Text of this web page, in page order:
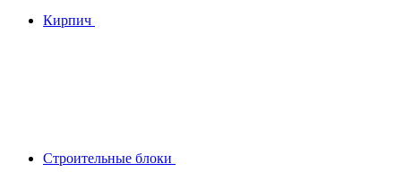
Кирпич
Строительные блоки